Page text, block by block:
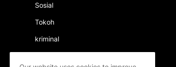
Sosial
Tokoh
kriminal